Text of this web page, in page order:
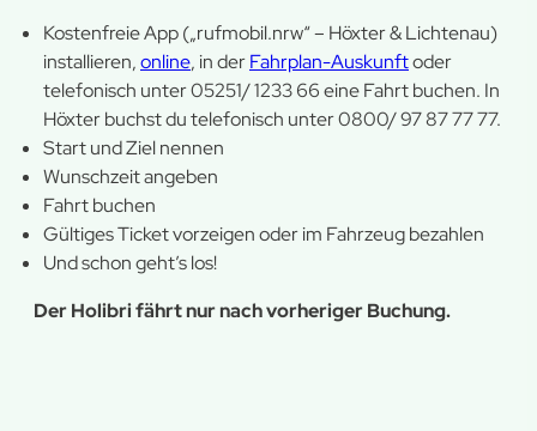
Kostenfreie App („rufmobil.nrw“ – Höxter & Lichtenau)
installieren,online, in derFahrplan-Auskunftoder
telefonisch unter 05251/ 1233 66 eine Fahrt buchen. In
Höxter buchst du telefonisch unter 0800/ 97 87 77 77.
Start und Ziel nennen
Wunschzeit angeben
Fahrt buchen
Gültiges Ticket vorzeigen oder im Fahrzeug bezahlen
Und schon geht’s los!
Der Holibri fährt nur nach vorheriger Buchung.